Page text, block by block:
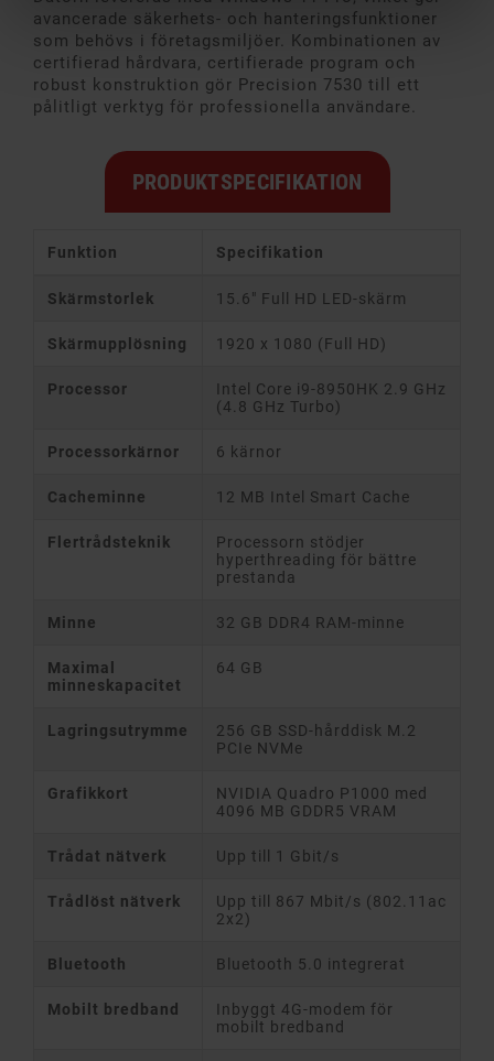
avancerade säkerhets- och hanteringsfunktioner
som behövs i företagsmiljöer. Kombinationen av
certifierad hårdvara, certifierade program och
robust konstruktion gör Precision 7530 till ett
pålitligt verktyg för professionella användare.
PRODUKTSPECIFIKATION
Funktion Specifikation
Skärmstorlek 15.6" Full HD LED-skärm
Skärmupplösning 1920 x 1080 (Full HD)
Processor
Intel Core i9-8950HK 2.9 GHz
(4.8 GHz Turbo)
Processorkärnor 6 kärnor
Cacheminne 12 MB Intel Smart Cache
Flertrådsteknik
Processorn stödjer
hyperthreading för bättre
prestanda
Minne 32 GB DDR4 RAM-minne
Maximal
minneskapacitet
64 GB
Lagringsutrymme
256 GB SSD-hårddisk M.2
PCIe NVMe
Grafikkort
NVIDIA Quadro P1000 med
4096 MB GDDR5 VRAM
Trådat nätverk Upp till 1 Gbit/s
Trådlöst nätverk
Upp till 867 Mbit/s (802.11ac
2x2)
Bluetooth Bluetooth 5.0 integrerat
Mobilt bredband
Inbyggt 4G-modem för
mobilt bredband